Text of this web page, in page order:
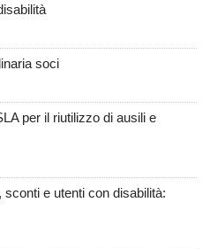
soci
per il riutilizzo di ausili e
e utenti con disabilità: